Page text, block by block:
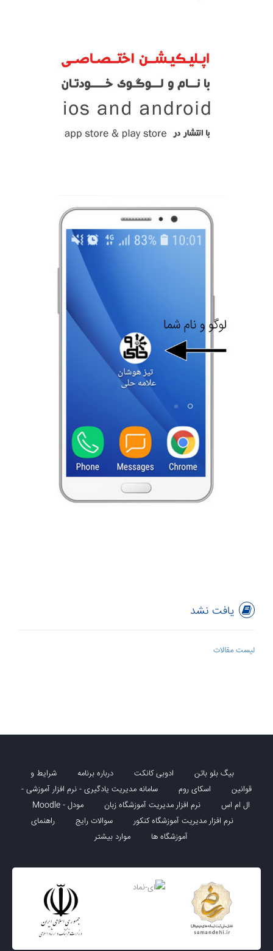
یافت نشد
لیست مقالات
بیگ بلو باتن ادوبی کانکت درباره برنامه
شرایط و
قوانین
اسکای روم
سامانه مدیریت یادگیری - نرم افزار آموزشی -
ال ام اس
نرم افزار مدیریت آموزشگاه زبان
مودل - Moodle
نرم افزار مدیریت آموزشگاه کنکور
سوالات رایج
راهنمای
آموزشگاه ها
موارد بیشتر